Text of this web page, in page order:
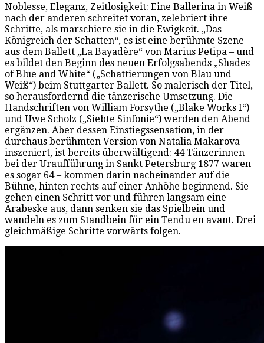
Noblesse, Eleganz, Zeitlosigkeit: Eine Ballerina in Weiß
nach der anderen schreitet voran, zelebriert ihre
Schritte, als marschiere sie in die Ewigkeit. „Das
Königreich der Schatten“, es ist eine berühmte Szene
aus dem Ballett „La Bayadère“ von Marius Petipa – und
es bildet den Beginn des neuen Erfolgsabends „Shades
of Blue and White“ („Schattierungen von Blau und
Weiß“) beim Stuttgarter Ballett. So malerisch der Titel,
so herausfordernd die tänzerische Umsetzung. Die
Handschriften von William Forsythe („Blake Works I“)
und Uwe Scholz („Siebte Sinfonie“) werden den Abend
ergänzen. Aber dessen Einstiegssensation, in der
durchaus berühmten Version von Natalia Makarova
inszeniert, ist bereits überwältigend: 44 Tänzerinnen –
bei der Uraufführung in Sankt Petersburg 1877 waren
es sogar 64 – kommen darin nacheinander auf die
Bühne, hinten rechts auf einer Anhöhe beginnend. Sie
gehen einen Schritt vor und führen langsam eine
Arabeske aus, dann senken sie das Spielbein und
wandeln es zum Standbein für ein Tendu en avant. Drei
gleichmäßige Schritte vorwärts folgen.